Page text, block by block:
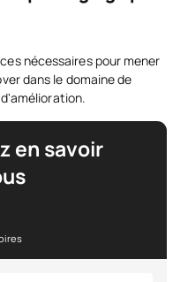
nécessaires pour mener
dans le domaine de
en savoir